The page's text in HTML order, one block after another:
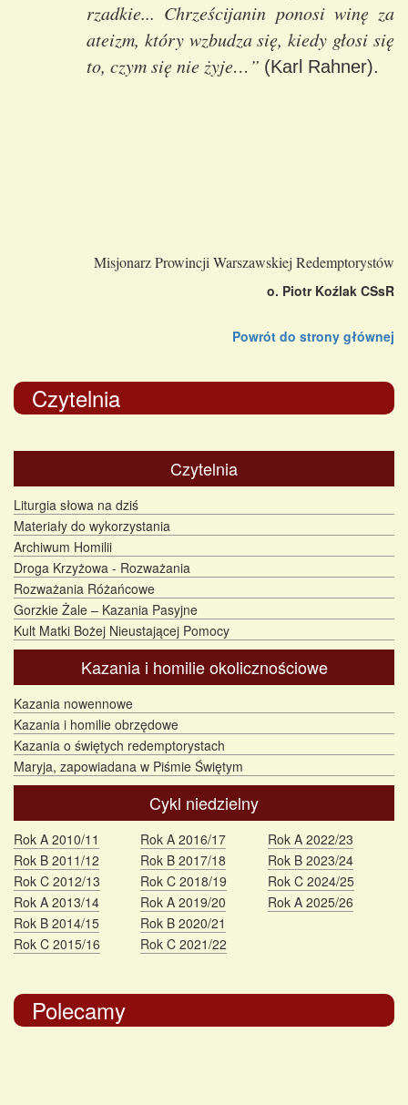
rzadkie... Chrześcijanin ponosi winę za
ateizm, który wzbudza się, kiedy głosi się
to, czym się nie żyje…” (Karl Rahner).
Misjonarz Prowincji Warszawskiej Redemptorystów
o. Piotr Koźlak CSsR
Powrót do strony głównej
Czytelnia
Czytelnia
Liturgia słowa na dziś
Materiały do wykorzystania
Archiwum Homilii
Droga Krzyżowa - Rozważania
Rozważania Różańcowe
Gorzkie Żale – Kazania Pasyjne
Kult Matki Bożej Nieustającej Pomocy
Kazania i homilie okolicznościowe
Kazania nowennowe
Kazania i homilie obrzędowe
Kazania o świętych redemptorystach
Maryja, zapowiadana w Piśmie Świętym
Cykl niedzielny
Rok A 2010/11
Rok B 2011/12
Rok C 2012/13
Rok A 2013/14
Rok B 2014/15
Rok C 2015/16
Rok A 2016/17
Rok B 2017/18
Rok C 2018/19
Rok A 2019/20
Rok B 2020/21
Rok C 2021/22
Rok A 2022/23
Rok B 2023/24
Rok C 2024/25
Rok A 2025/26
Polecamy